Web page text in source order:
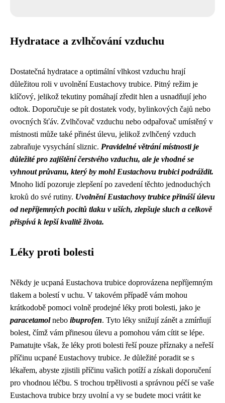
Hydratace a zvlhčování vzduchu
Dostatečná hydratace a optimální vlhkost vzduchu hrají
důležitou roli v uvolnění Eustachovy trubice. Pitný režim je
klíčový, jelikož tekutiny pomáhají zředit hlen a usnadňují jeho
odtok. Doporučuje se pít dostatek vody, bylinkových čajů nebo
ovocných šťáv. Zvlhčovač vzduchu nebo odpařovač umístěný v
místnosti může také přinést úlevu, jelikož zvlhčený vzduch
zabraňuje vysychání sliznic. Pravidelné větrání místnosti je
důležité pro zajištění čerstvého vzduchu, ale je vhodné se
vyhnout průvanu, který by mohl Eustachovu trubici podráždit.
Mnoho lidí pozoruje zlepšení po zavedení těchto jednoduchých
kroků do své rutiny. Uvolnění Eustachovy trubice přináší úlevu
od nepříjemných pocitů tlaku v uších, zlepšuje sluch a celkově
přispívá k lepší kvalitě života.
Léky proti bolesti
Někdy je ucpaná Eustachova trubice doprovázena nepříjemným
tlakem a bolestí v uchu. V takovém případě vám mohou
krátkodobě pomoci volně prodejné léky proti bolesti, jako je
paracetamolnebo ibuprofen. Tyto léky snižují zánět a zmírňují
bolest, čímž vám přinesou úlevu a pomohou vám cítit se lépe.
Pamatujte však, že léky proti bolesti řeší pouze příznaky a neřeší
příčinu ucpané Eustachovy trubice. Je důležité poradit se s
lékařem, abyste zjistili příčinu vašich potíží a získali doporučení
pro vhodnou léčbu. S trochou trpělivosti a správnou péčí se vaše
Eustachova trubice brzy uvolní a vy se budete moci vrátit ke